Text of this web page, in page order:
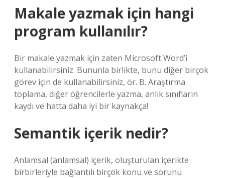
Makale yazmak için hangi
program kullanılır?
Bir makale yazmak için zaten Microsoft Word’i
kullanabilirsiniz. Bununla birlikte, bunu diğer birçok
görev için de kullanabilirsiniz, ör. B. Araştırma
toplama, diğer öğrencilerle yazma, anlık sınıfların
kaydı ve hatta daha iyi bir kaynakça!
Semantik içerik nedir?
Anlamsal (anlamsal) içerik, oluşturulan içerikte
birbirleriyle bağlantılı birçok konu ve sorunu